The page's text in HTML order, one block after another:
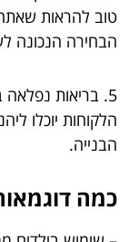
טוב להראות שאתה
הבחירה הנכונה
5. בריאות
הלקוחות יוכלו
הבנייה.
כמה